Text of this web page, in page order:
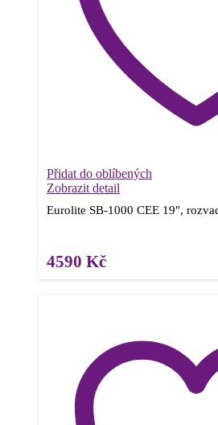
Přidat do oblíbených
Zobrazit detail
Eurolite SB-1000 CEE 19″,
4590 Kč